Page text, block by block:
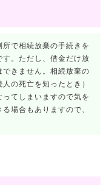
で相続放棄の手続きを
。ただし、借金だけ放
きません。相続放棄の
の死亡を知ったとき）
てしまいますので気を
場合もありますので、